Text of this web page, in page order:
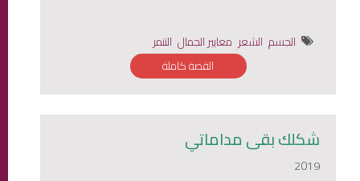
الجسم الشعر معايير الجمال التنمر
القصة كاملة
شكلك بقى مداماتي
2019